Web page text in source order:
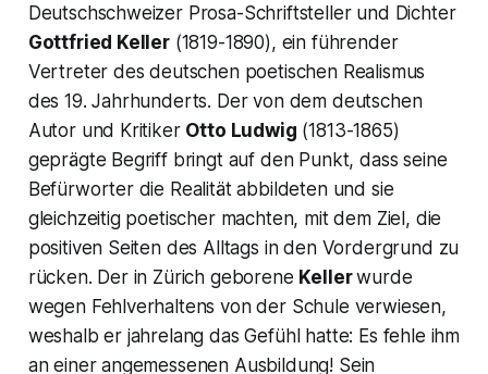
Deutschschweizer Prosa-Schriftsteller und Dichter
Gottfried Keller(1819-1890), ein führender
Vertreter des deutschen poetischen Realismus
des 19. Jahrhunderts. Der von dem deutschen
Autor und Kritiker Otto Ludwig (1813-1865)
geprägte Begriff bringt auf den Punkt, dass seine
Befürworter die Realität abbildeten und sie
gleichzeitig poetischer machten, mit dem Ziel, die
positiven Seiten des Alltags in den Vordergrund zu
rücken. Der in Zürich geborene Kellerwurde
wegen Fehlverhaltens von der Schule verwiesen,
weshalb er jahrelang das Gefühl hatte: Es fehle ihm
an einer angemessenen Ausbildung! Sein